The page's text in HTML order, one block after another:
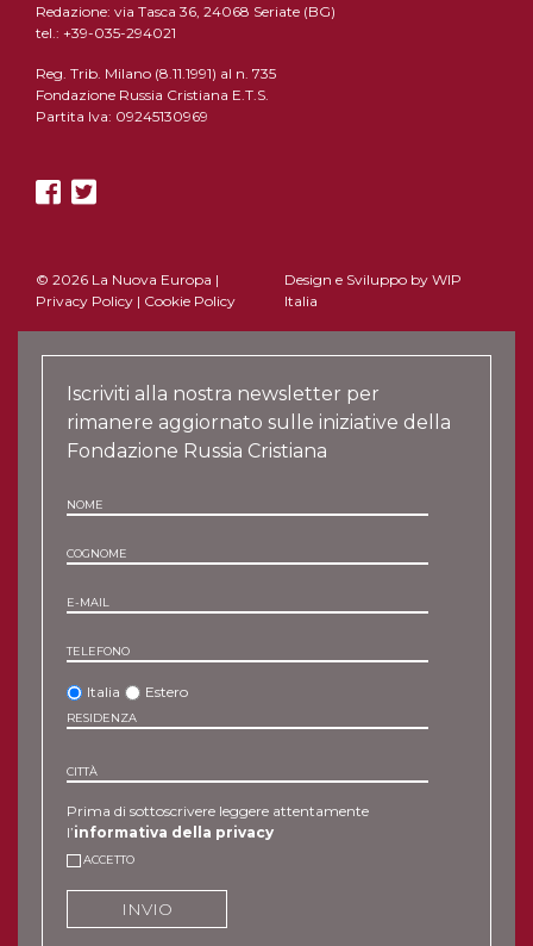
Redazione: via Tasca 36, 24068 Seriate (BG)
tel.: +39-035-294021
Reg. Trib. Milano (8.11.1991) al n. 735
Fondazione Russia Cristiana E.T.S.
Partita Iva: 09245130969
© 2026 La Nuova Europa |
Privacy Policy | Cookie Policy
Design e Sviluppo by WIP
Italia
Iscriviti alla nostra newsletter per
rimanere aggiornato sulle iniziative della
Fondazione Russia Cristiana
NOME
COGNOME
E-MAIL
TELEFONO
Italia Estero
RESIDENZA
CITTÀ
Prima di sottoscrivere leggere attentamente
l’informativa della privacy
ACCETTO
INVIO